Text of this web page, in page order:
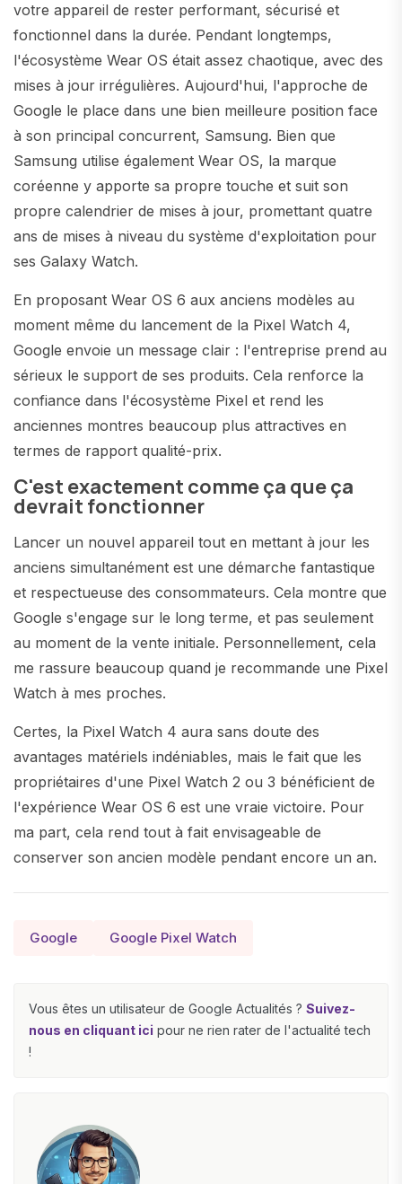
votre appareil de rester performant, sécurisé et
fonctionnel dans la durée. Pendant longtemps,
l'écosystème Wear OS était assez chaotique, avec des
mises à jour irrégulières. Aujourd'hui, l'approche de
Google le place dans une bien meilleure position face
à son principal concurrent, Samsung. Bien que
Samsung utilise également Wear OS, la marque
coréenne y apporte sa propre touche et suit son
propre calendrier de mises à jour, promettant quatre
ans de mises à niveau du système d'exploitation pour
ses Galaxy Watch.
En proposant Wear OS 6 aux anciens modèles au
moment même du lancement de la Pixel Watch 4,
Google envoie un message clair : l'entreprise prend au
sérieux le support de ses produits. Cela renforce la
confiance dans l'écosystème Pixel et rend les
anciennes montres beaucoup plus attractives en
termes de rapport qualité-prix.
C'est exactement comme ça que ça
devrait fonctionner
Lancer un nouvel appareil tout en mettant à jour les
anciens simultanément est une démarche fantastique
et respectueuse des consommateurs. Cela montre que
Google s'engage sur le long terme, et pas seulement
au moment de la vente initiale. Personnellement, cela
me rassure beaucoup quand je recommande une Pixel
Watch à mes proches.
Certes, la Pixel Watch 4 aura sans doute des
avantages matériels indéniables, mais le fait que les
propriétaires d'une Pixel Watch 2 ou 3 bénéficient de
l'expérience Wear OS 6 est une vraie victoire. Pour
ma part, cela rend tout à fait envisageable de
conserver son ancien modèle pendant encore un an.
Google Google Pixel Watch
Vous êtes un utilisateur de Google Actualités ? Suivez-
nous en cliquant ici pour ne rien rater de l'actualité tech
!